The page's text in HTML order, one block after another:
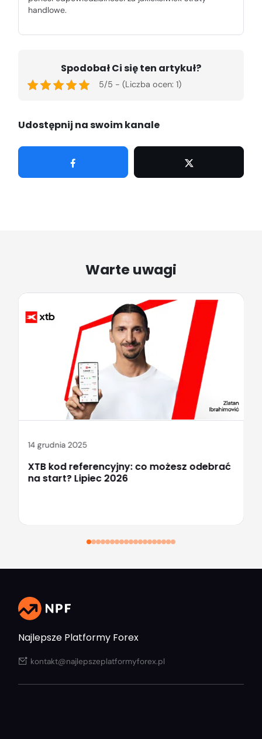
handlowe.
Spodobał Ci się ten artykuł?
5/5 - (Liczba ocen: 1)
Udostępnij na swoim kanale
Warte uwagi
14 grudnia 2025
XTB kod referencyjny: co możesz odebrać
na start? Lipiec 2026
Najlepsze Platformy Forex
kontakt@najlepszeplatformyforex.pl